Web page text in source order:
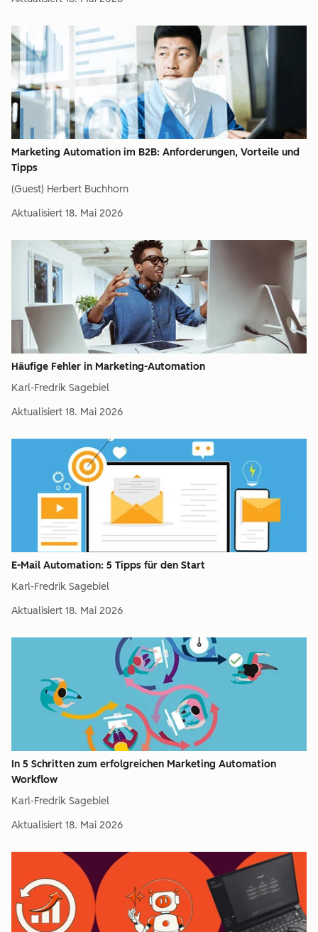
Marketing Automation im B2B: Anforderungen, Vorteile und
Tipps
(Guest) Herbert Buchhorn
Aktualisiert 18. Mai 2026
Häufige Fehler in Marketing-Automation
Karl-Fredrik Sagebiel
Aktualisiert 18. Mai 2026
E-Mail Automation: 5 Tipps für den Start
Karl-Fredrik Sagebiel
Aktualisiert 18. Mai 2026
In 5 Schritten zum erfolgreichen Marketing Automation
Workflow
Karl-Fredrik Sagebiel
Aktualisiert 18. Mai 2026